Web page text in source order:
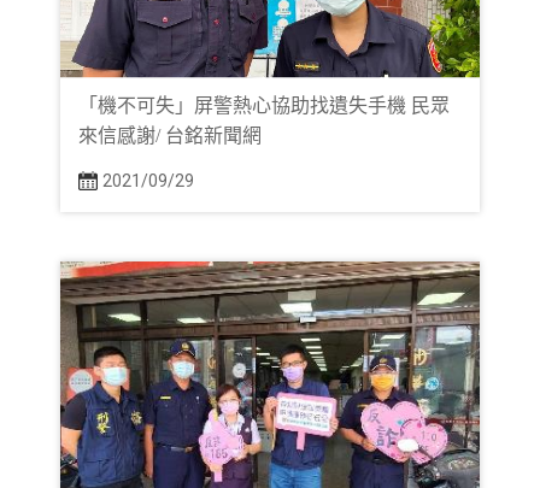
「機不可失」屏警熱心協助找遺失手機 民眾
來信感謝/ 台銘新聞網
2021/09/29